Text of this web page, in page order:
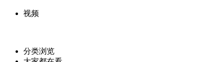
视频
分类浏览